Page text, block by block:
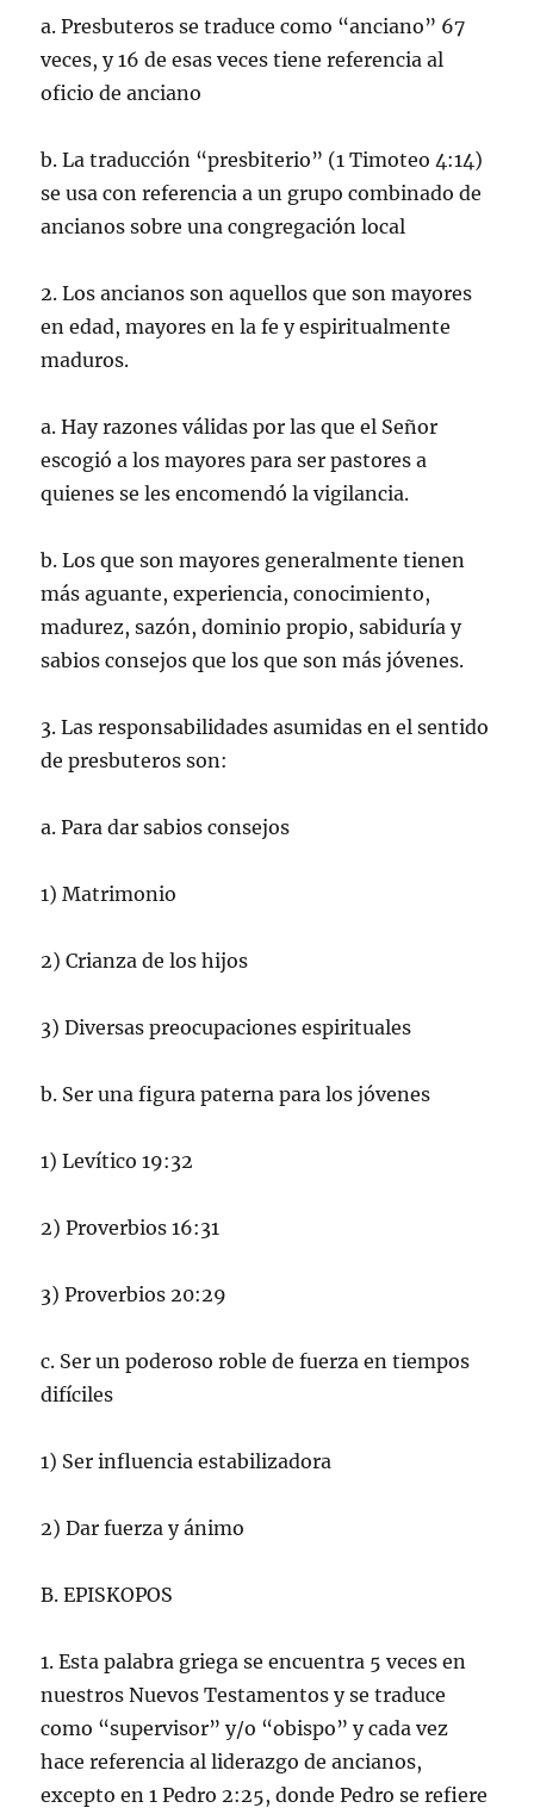
a. Presbuteros se traduce como “anciano” 67
veces, y 16 de esas veces tiene referencia al
oficio de anciano
b. La traducción “presbiterio” (1 Timoteo 4:14)
se usa con referencia a un grupo combinado de
ancianos sobre una congregación local
2. Los ancianos son aquellos que son mayores
en edad, mayores en la fe y espiritualmente
maduros.
a. Hay razones válidas por las que el Señor
escogió a los mayores para ser pastores a
quienes se les encomendó la vigilancia.
b. Los que son mayores generalmente tienen
más aguante, experiencia, conocimiento,
madurez, sazón, dominio propio, sabiduría y
sabios consejos que los que son más jóvenes.
3. Las responsabilidades asumidas en el sentido
de presbuteros son:
a. Para dar sabios consejos
1) Matrimonio
2) Crianza de los hijos
3) Diversas preocupaciones espirituales
b. Ser una figura paterna para los jóvenes
1) Levítico 19:32
2) Proverbios 16:31
3) Proverbios 20:29
c. Ser un poderoso roble de fuerza en tiempos
difíciles
1) Ser influencia estabilizadora
2) Dar fuerza y ánimo
B. EPISKOPOS
1. Esta palabra griega se encuentra 5 veces en
nuestros Nuevos Testamentos y se traduce
como “supervisor” y/o “obispo” y cada vez
hace referencia al liderazgo de ancianos,
excepto en 1 Pedro 2:25, donde Pedro se refiere